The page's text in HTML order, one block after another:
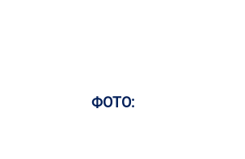
ФОТО: